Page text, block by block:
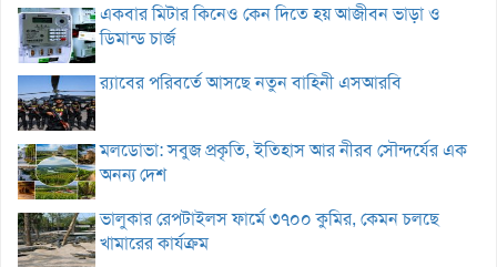
একবার মিটার কিনেও কেন দিতে হয় আজীবন ভাড়া ও
ডিমান্ড চার্জ
র‌্যাবের পরিবর্তে আসছে নতুন বাহিনী এসআরবি
মলডোভা: সবুজ প্রকৃতি, ইতিহাস আর নীরব সৌন্দর্যের এক
অনন্য দেশ
ভালুকার রেপটাইলস ফার্মে ৩৭০০ কুমির, কেমন চলছে
খামারের কার্যক্রম